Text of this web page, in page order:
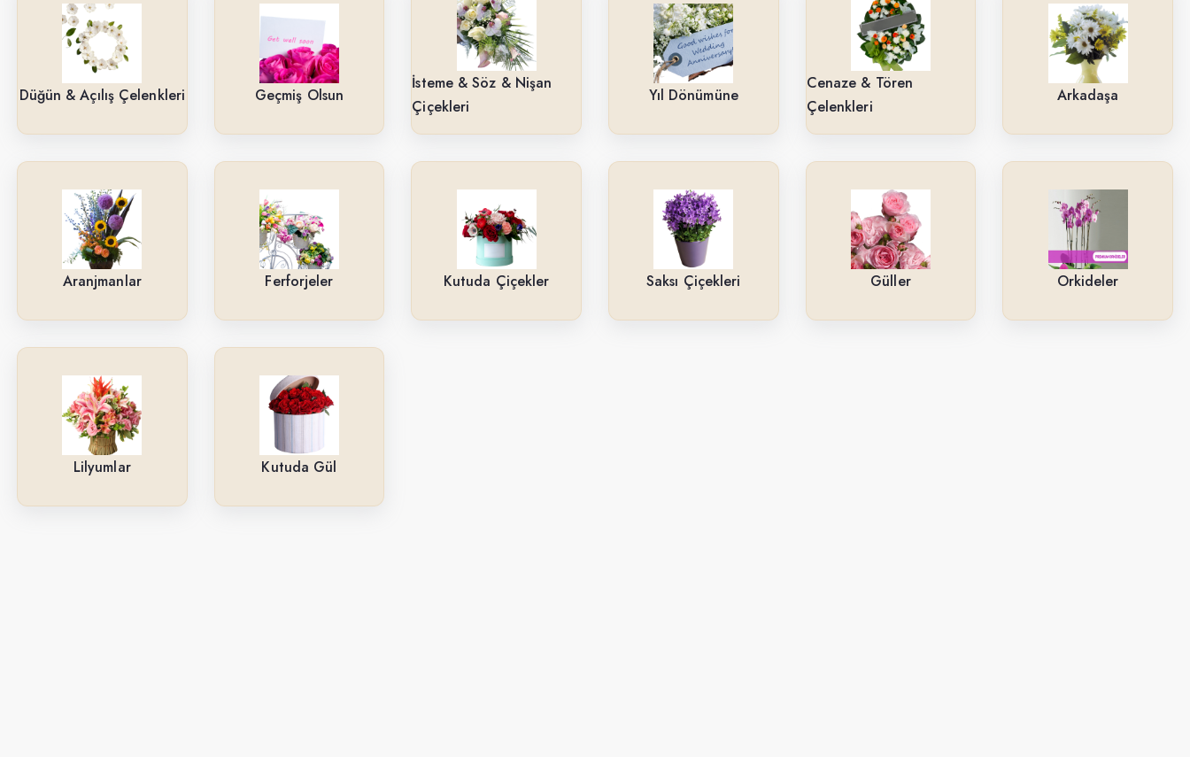
Saksı Çiçekleri
Yıl Dönümüne
Güller
Cenaze & Tören Çelenkleri
Tasarım Buketler
Orkideler
Ne İçin ?
Ürün Çeşitlerimiz
Aranjmanlar
Lilyumlar
Arkadaşa
Kutuda Gül
Düğün & Açılış Çelenkleri Geçmiş Olsun
İsteme & Söz & Nişan
Çiçekleri
Yıl Dönümüne
Cenaze & Tören
Çelenkleri
Arkadaşa
Aranjmanlar Ferforjeler Kutuda Çiçekler Saksı Çiçekleri Güller Orkideler
Lilyumlar Kutuda Gül